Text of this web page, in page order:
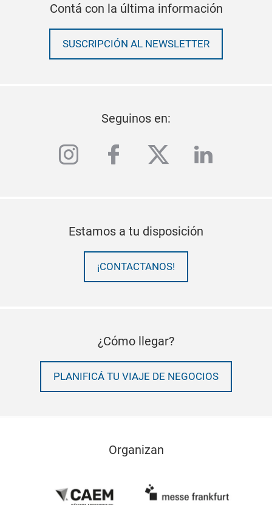
Contá con la última información
SUSCRIPCIÓN AL NEWSLETTER
Seguinos en:
instagram
facebook
twitterlinkedin
Estamos a tu disposición
¡CONTACTANOS!
¿Cómo llegar?
PLANIFICÁ TU VIAJE DE NEGOCIOS
Organizan